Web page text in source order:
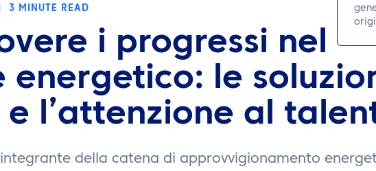
3 MINUTE READ
i progressi nel
energetico: le
e l’attenzione al
della catena di approvvigionamento